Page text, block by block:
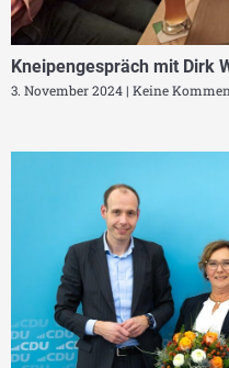
Kneipengespräch mit Dirk
3. November 2024 Keine